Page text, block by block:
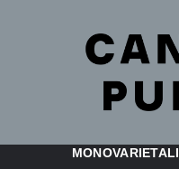
MONOVARIETALI